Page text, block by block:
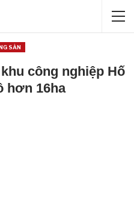
SẢN
công nghiệp Hố
hơn 16ha